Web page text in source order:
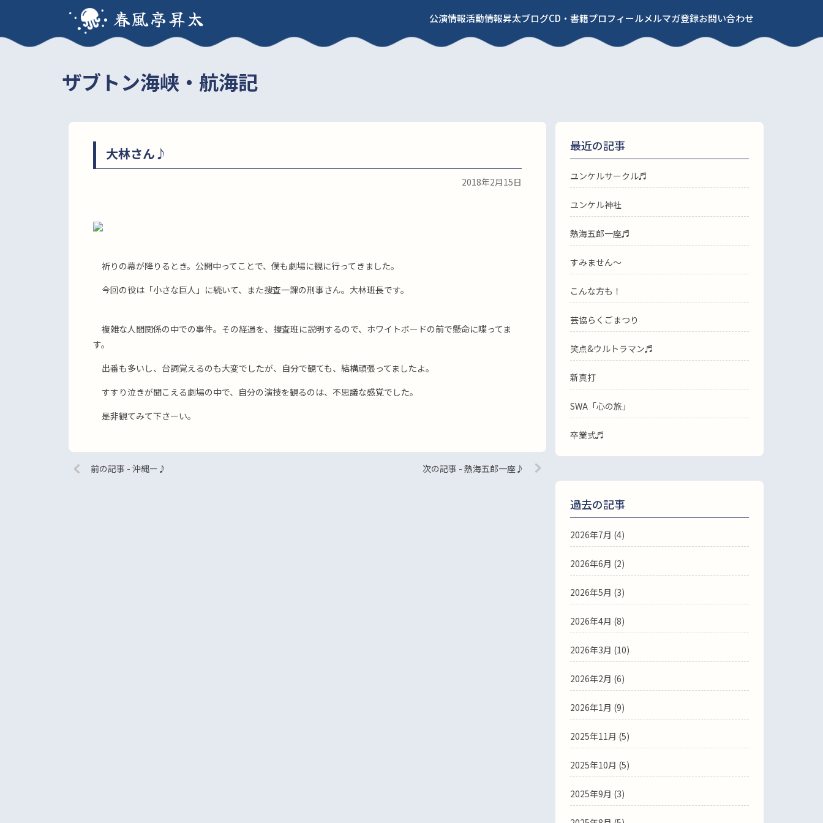
春風亭昇太 公演情報活動情報昇太ブログCD・書籍プロフィールメルマガ登録お問い合わせ
ザブトン海峡・航海記
大林さん♪
2018年2月15日
祈りの幕が降りるとき。公開中ってことで、僕も劇場に観に行ってきました。
今回の役は「小さな巨人」に続いて、また捜査一課の刑事さん。大林班長です。
複雑な人間関係の中での事件。その経過を、捜査班に説明するので、ホワイトボードの前で懸命に喋ってま
す。
出番も多いし、台詞覚えるのも大変でしたが、自分で観ても、結構頑張ってましたよ。
すすり泣きが聞こえる劇場の中で、自分の演技を観るのは、不思議な感覚でした。
是非観てみて下さーい。
前の記事 - 沖縄ー♪ 次の記事 - 熱海五郎一座♪
最近の記事
ユンケルサークル♬
ユンケル神社
熱海五郎一座♬
すみません〜
こんな方も！
芸協らくごまつり
笑点&ウルトラマン♬
新真打
SWA「心の旅」
卒業式♬
過去の記事
2026年7月 (4)
2026年6月 (2)
2026年5月 (3)
2026年4月 (8)
2026年3月 (10)
2026年2月 (6)
2026年1月 (9)
2025年11月 (5)
2025年10月 (5)
2025年9月 (3)